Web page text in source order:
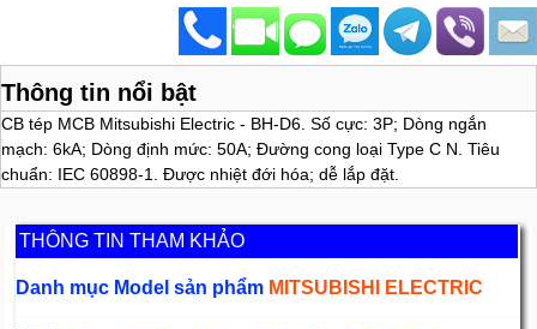
Thông tin nổi bật
CB tép MCB Mitsubishi Electric - BH-D6. Số cực: 3P; Dòng ngắn
mạch: 6kA; Dòng định mức: 50A; Đường cong loại Type C N. Tiêu
chuẩn: IEC 60898-1. Được nhiệt đới hóa; dễ lắp đặt.
THÔNG TIN THAM KHẢO
Danh mục Model sản phẩm MITSUBISHI ELECTRIC